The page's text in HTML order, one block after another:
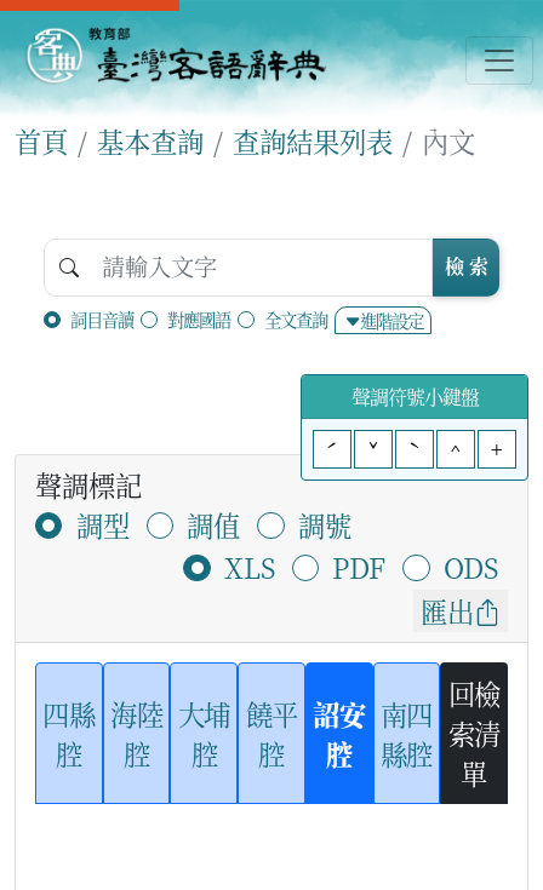
首頁 基本查詢 查詢結果列表 內文
詞目音讀 對應國語 全文查詢 進階設定
檢 索
聲調符號小鍵盤
ˊ
ˇ ˋ ^ +
聲調標記
調型
調值
調號
XLS
PDF
ODS
匯出
四縣
腔
海陸
腔
大埔
腔
饒平
腔
詔安
腔
南四
縣腔
回檢
索清
單